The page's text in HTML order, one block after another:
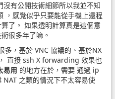
沒有公開技術細節所以我並不知
，感覺似乎只要能從手機上遠程
了。 如果透明計算真是這個意
很多年了嘛。
多，基於 VNC 協議的、基於NX
直接 ssh X forwarding 效果也
易用 的地方在於，需要 通過 ip
之類的情況下不太容易使